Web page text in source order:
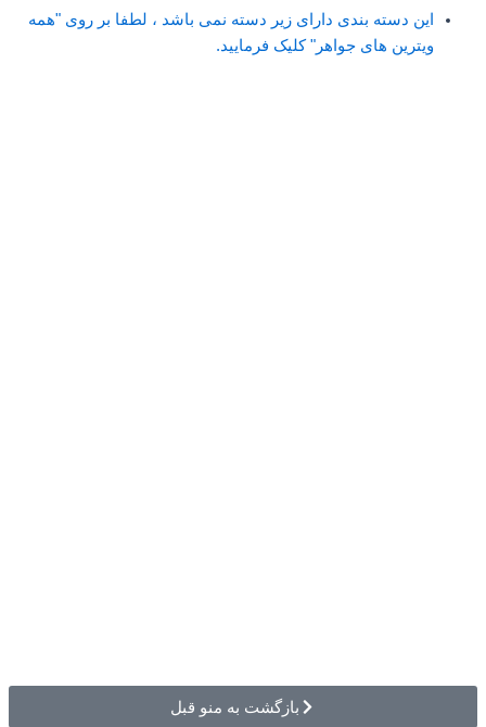
این دسته بندی دارای زیر دسته نمی باشد ، لطفا بر روی "همه
ویترین های جواهر" کلیک فرمایید.
بازگشت به منو قبل